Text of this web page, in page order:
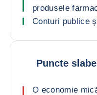
produsele
Conturi publice
Puncte slabe
O economie